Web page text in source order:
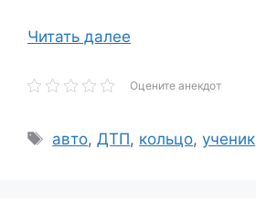
Читать далее
Оцените анекдот
Метки
авто,ДТП, кольцо,ученик